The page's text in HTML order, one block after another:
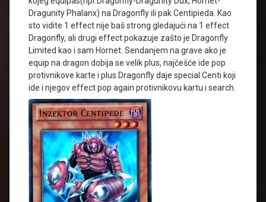
Dragunity Phalanx) na Dragonfly ili pak Centipieda. Kao
sto vidite 1 effect nije baš strong gledajući na 1 effect
Dragonfly, ali drugi effect pokazuje zašto je Dragonfly
Limited kao i sam Hornet. Sendanjem na grave ako je
equip na dragon dobija se velik plus, najčešće ide pop
protivnikove karte i plus Dragonfly daje special Centi koji
ide i njegov effect pop again protivnikovu kartu i search.